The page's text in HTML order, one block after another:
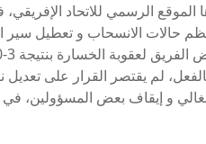
الرسمي للاتحاد الإفريقي،
حالات الانسحاب و تعطيل
لم يقتصر القرار على
و إيقاف بعض المسؤولين،